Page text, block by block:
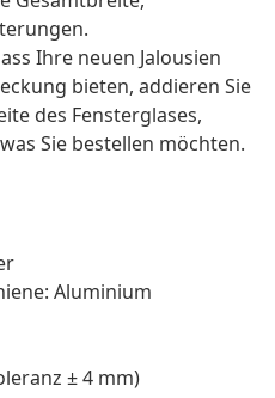
Ihre neuen Jalousien
bieten, addieren Sie
des Fensterglases,
Sie bestellen möchten.
Aluminium
± 4 mm)